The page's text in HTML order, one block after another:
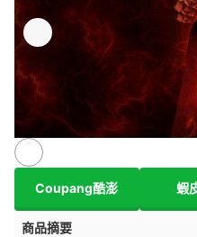
Coupang酷澎 蝦
商品摘要